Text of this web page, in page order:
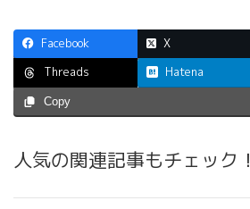
Facebook X
Threads
Hatena
Copy
人気の関連記事もチェック！